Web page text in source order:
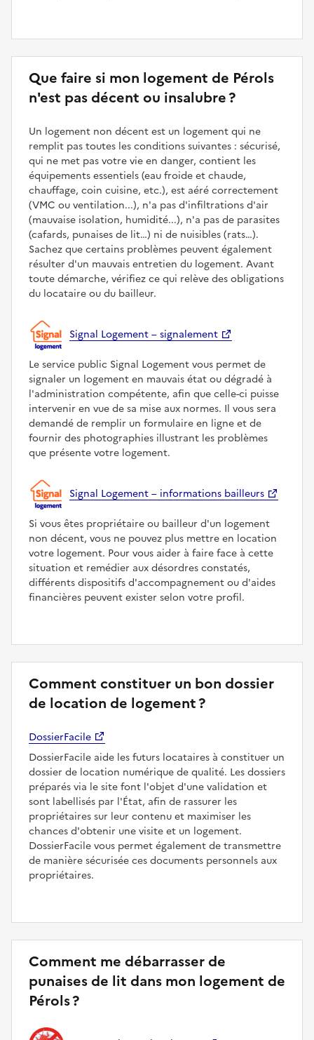
Que faire si mon logement de Pérols
n'est pas décent ou insalubre ?
Un logement non décent est un logement qui ne
remplit pas toutes les conditions suivantes : sécurisé,
qui ne met pas votre vie en danger, contient les
équipements essentiels (eau froide et chaude,
chauffage, coin cuisine, etc.), est aéré correctement
(VMC ou ventilation...), n'a pas d'infiltrations d'air
(mauvaise isolation, humidité...), n'a pas de parasites
(cafards, punaises de lit…) ni de nuisibles (rats…).
Sachez que certains problèmes peuvent également
résulter d'un mauvais entretien du logement. Avant
toute démarche, vérifiez ce qui relève des obligations
du locataire ou du bailleur.
Signal Logement – signalement
Le service public Signal Logement vous permet de
signaler un logement en mauvais état ou dégradé à
l'administration compétente, afin que celle-ci puisse
intervenir en vue de sa mise aux normes. Il vous sera
demandé de remplir un formulaire en ligne et de
fournir des photographies illustrant les problèmes
que présente votre logement.
Signal Logement – informations bailleurs
Si vous êtes propriétaire ou bailleur d'un logement
non décent, vous ne pouvez plus mettre en location
votre logement. Pour vous aider à faire face à cette
situation et remédier aux désordres constatés,
différents dispositifs d'accompagnement ou d'aides
financières peuvent exister selon votre profil.
Comment constituer un bon dossier
de location de logement ?
DossierFacile
DossierFacile aide les futurs locataires à constituer un
dossier de location numérique de qualité. Les dossiers
préparés via le site font l'objet d'une validation et
sont labellisés par l'État, afin de rassurer les
propriétaires sur leur contenu et maximiser les
chances d'obtenir une visite et un logement.
DossierFacile vous permet également de transmettre
de manière sécurisée ces documents personnels aux
propriétaires.
Comment me débarrasser de
punaises de lit dans mon logement de
Pérols ?